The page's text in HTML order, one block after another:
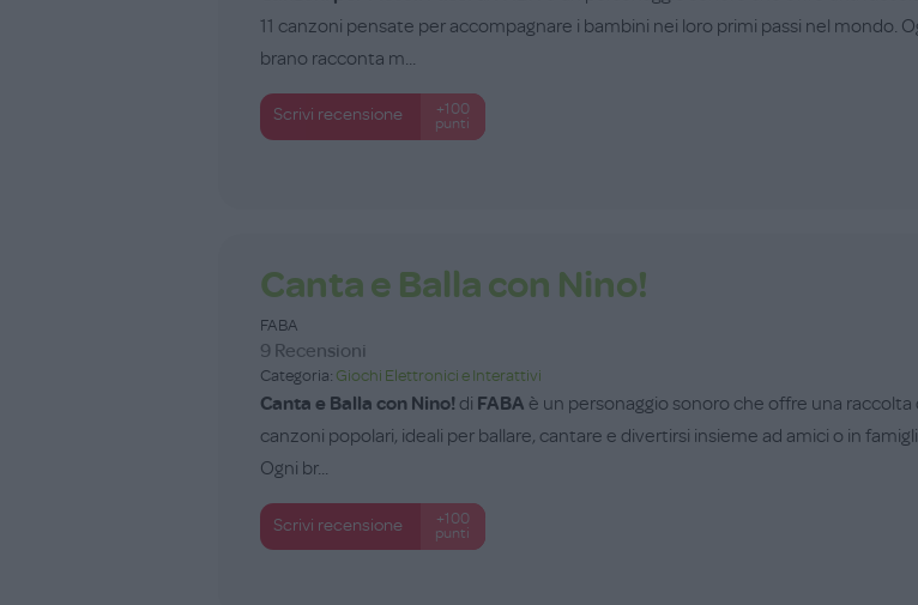
11 canzoni pensate per accompagnare i bambini nei loro primi passi nel mondo.
brano racconta m...
Scrivi recensione
+100
punti
Canta e Balla con Nino!
FABA
9 Recensioni
Categoria: Giochi Elettronici e Interattivi
Canta e Balla con Nino! di FABA è un personaggio sonoro che offre una raccolta
canzoni popolari, ideali per ballare, cantare e divertirsi insieme ad amici o in
Ogni br...
Scrivi recensione
+100
punti